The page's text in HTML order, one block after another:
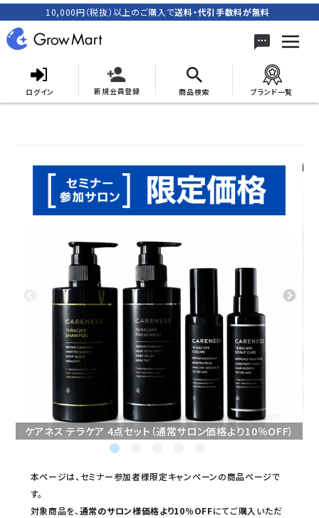
10,000円（税抜）以上のご購入で送料・代引手数料が無料
ログイン 新規会員登録 商品検索 ブランド一覧
ACCOUNT MENU
ログイン person 新規会員登録
カテゴリーから探す
キャンペーン
セミナー/契約関連
ブランド一覧
ご利用ガイド
プライバシーポリシー
特定商取引法について
お問い合わせ
ケアネス テラケア 4点セット（通常サロン価格より10％OFF）
本ページは、セミナー参加者様限定キャンペーンの商品ページで
す。
対象商品を、 通常のサロン様価格より10％OFFにてご購入いただ